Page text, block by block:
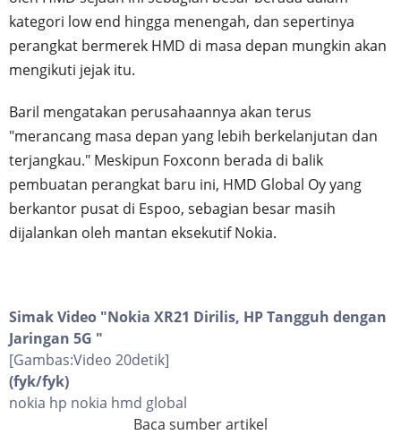
kategori low end hingga menengah, dan sepertinya
perangkat bermerek HMD di masa depan mungkin akan
mengikuti jejak itu.
Baril mengatakan perusahaannya akan terus
"merancang masa depan yang lebih berkelanjutan dan
terjangkau." Meskipun Foxconn berada di balik
pembuatan perangkat baru ini, HMD Global Oy yang
berkantor pusat di Espoo, sebagian besar masih
dijalankan oleh mantan eksekutif Nokia.
Simak Video "Nokia XR21 Dirilis, HP Tangguh dengan
Jaringan 5G "
[Gambas:Video 20detik]
(fyk/fyk)
nokia hp nokia hmd global
Baca sumber artikel